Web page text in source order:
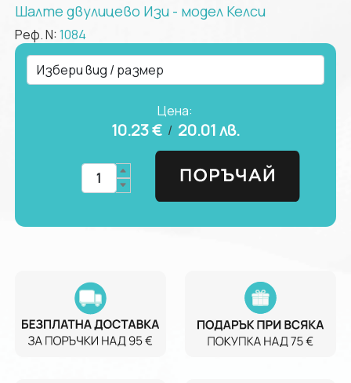
Шалте двулицево Изи - модел Келси
Реф. N:1084
Цена:
10.23 € / 20.01лв.